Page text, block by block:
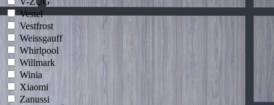
Vestel
Vestfrost
Weissgauff
Whirlpool
Willmark
Winia
Xiaomi
Zanussi